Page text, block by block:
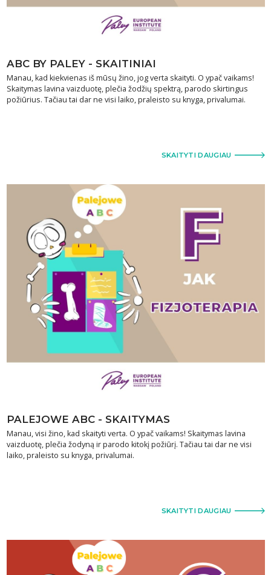
ABC BY PALEY - SKAITINIAI
Manau, kad kiekvienas iš mūsų žino, jog verta skaityti. O ypač vaikams!
Skaitymas lavina vaizduotę, plečia žodžių spektrą, parodo skirtingus
požiūrius. Tačiau tai dar ne visi laiko, praleisto su knyga, privalumai.
SKAITYTI DAUGIAU
PALEJOWE ABC - SKAITYMAS
Manau, visi žino, kad skaityti verta. O ypač vaikams! Skaitymas lavina
vaizduotę, plečia žodyną ir parodo kitokį požiūrį. Tačiau tai dar ne visi
laiko, praleisto su knyga, privalumai.
SKAITYTI DAUGIAU